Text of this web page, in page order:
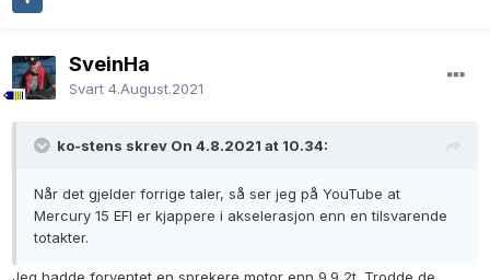
SveinHa
Svart 4.August.2021
ko-stens skrev On 4.8.2021 at 10.34:
Når det gjelder forrige taler, så ser jeg på YouTube at
Mercury 15 EFI er kjappere i akselerasjon enn en tilsvarende
totakter.